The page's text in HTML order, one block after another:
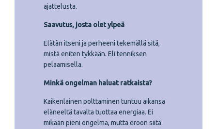
ajattelusta.
Saavutus, josta olet ylpeä
Elätän itseni ja perheeni tekemällä sitä,
mistä eniten tykkään. Eli tenniksen
pelaamisella.
Minkä ongelman haluat ratkaista?
Kaikenlainen polttaminen tuntuu aikansa
eläneeltä tavalta tuottaa energiaa. Ei
mikään pieni ongelma, mutta eroon siitä